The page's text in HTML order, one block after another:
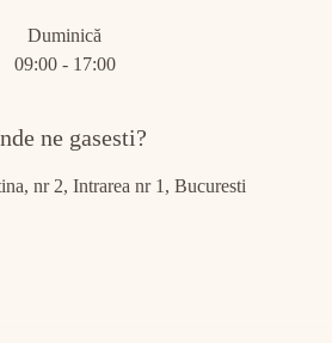
Duminică
09:00 - 17:00
ne gasesti?
nr 2, Intrarea nr 1, Bucuresti